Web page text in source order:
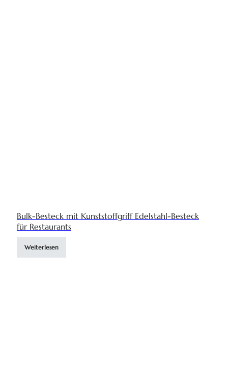
Bulk-Besteck mit Kunststoffgriff Edelstahl-Besteck
für Restaurants
Weiterlesen